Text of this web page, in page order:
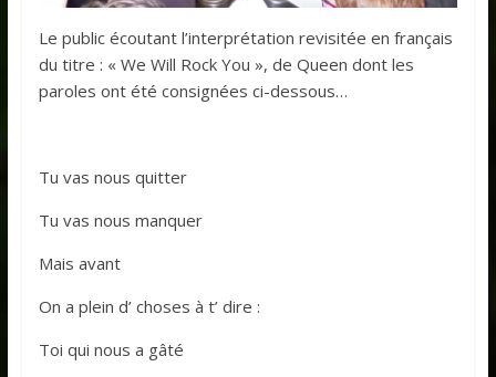
Le public écoutant l’interprétation revisitée en français
du titre : « We Will Rock You », de Queen dont les
paroles ont été consignées ci-dessous…
Tu vas nous quitter
Tu vas nous manquer
Mais avant
On a plein d’ choses à t’ dire :
Toi qui nous a gâté